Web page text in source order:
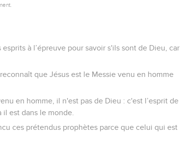
à l’épreuve pour savoir s'ils sont de Dieu, car
que Jésus est le Messie venu en homme
en homme, il n'est pas de Dieu : c'est l’esprit de
est dans le monde.
ces prétendus prophètes parce que celui qui est